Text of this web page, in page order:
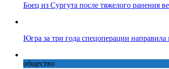
Боец из Сургута после тяжелого ранения
Югра за три года спецоперации
общество